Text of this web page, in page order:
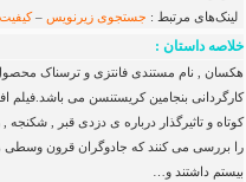
لینک‌های مرتبط : جستجوی زیرنویس –
خلاصه داستان :
کارگردانی بنجامین کریستنسن می باشد.فیلم
کوتاه و تاثیرگذار درباره ی دزدی قبر ,
را بررسی می کنند که جادوگران قرون وسطی
بیستم داشتند و…